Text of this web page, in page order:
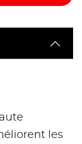
les